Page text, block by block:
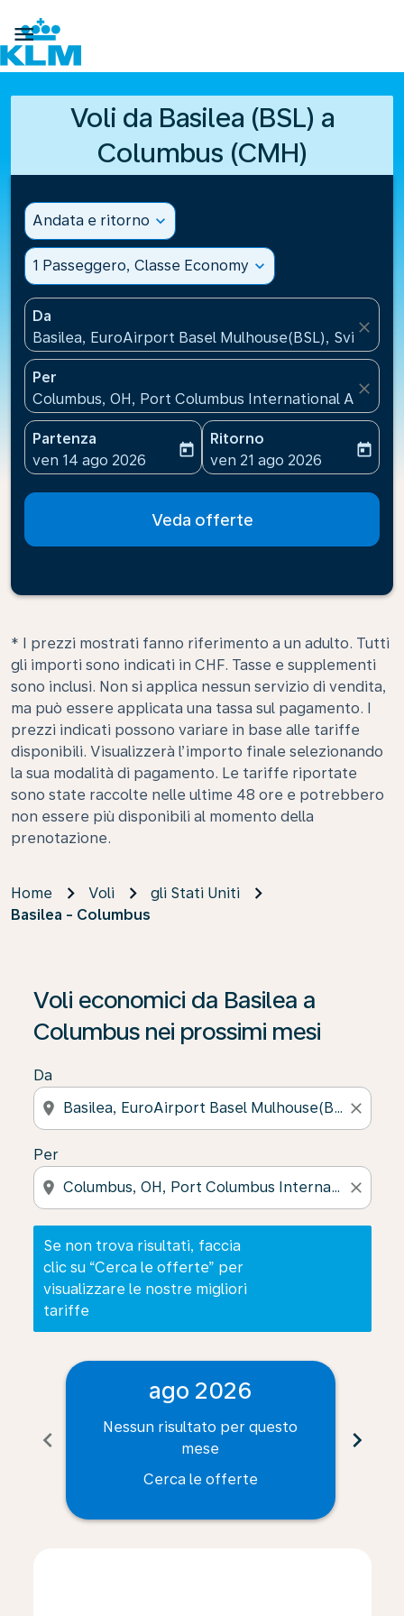

Voli da Basilea (BSL) a
Columbus (CMH)
Andata e ritorno expand_more
1 Passeggero, Classe Economy expand_more
Da
Basilea, EuroAirport Basel Mulhouse(BSL), Svizzera
close
Per
Columbus, OH, Port Columbus International
close
Partenza
fc-booking-departure-date-aria-label
ven 14 ago 2026
today
Ritorno
fc-booking-return-date-
ven 21 ago 2026
today
Veda offerte
* I prezzi mostrati fanno riferimento a un adulto. Tutti
gli importi sono indicati in CHF. Tasse e supplementi
sono inclusi. Non si applica nessun servizio di vendita,
ma può essere applicata una tassa sul pagamento. I
prezzi indicati possono variare in base alle tariffe
disponibili. Visualizzerà l’importo finale selezionando
la sua modalità di pagamento. Le tariffe riportate
sono state raccolte nelle ultime 48 ore e potrebbero
non essere più disponibili al momento della
prenotazione.
Home Voli
gli Stati Uniti
Basilea - Columbus
Voli economici da Basilea a
Columbus nei prossimi mesi
Da
location_on close
Per
location_on close
Se non trova risultati, faccia
clic su “Cerca le offerte” per
visualizzare le nostre migliori
tariffe
Se non trova risultati, faccia clic su “Cerca le offerte”
chevron_left
ago 2026
Nessun risultato per questo
mese
Cerca le offerte
chevron_right